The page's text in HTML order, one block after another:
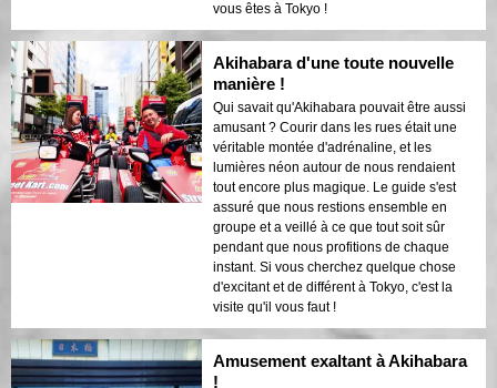
vous êtes à Tokyo !
Akihabara d'une toute nouvelle
manière !
Qui savait qu'Akihabara pouvait être aussi
amusant ? Courir dans les rues était une
véritable montée d'adrénaline, et les
lumières néon autour de nous rendaient
tout encore plus magique. Le guide s'est
assuré que nous restions ensemble en
groupe et a veillé à ce que tout soit sûr
pendant que nous profitions de chaque
instant. Si vous cherchez quelque chose
d'excitant et de différent à Tokyo, c'est la
visite qu'il vous faut !
Amusement exaltant à Akihabara
!